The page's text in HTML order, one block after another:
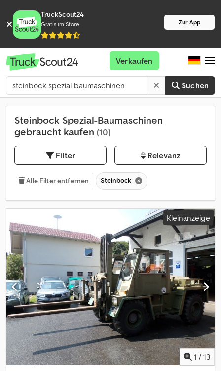
TruckScout24
Gratis im Store Zur App
Suchen
Verkaufen
Steinbock Spezial-Baumaschinen
gebraucht kaufen (10)
Filter Relevanz
Alle Filter entfernen Steinbock
Kleinanzeige
1 / 13